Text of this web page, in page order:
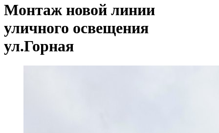
Монтаж новой линии
уличного освещения
ул.Горная